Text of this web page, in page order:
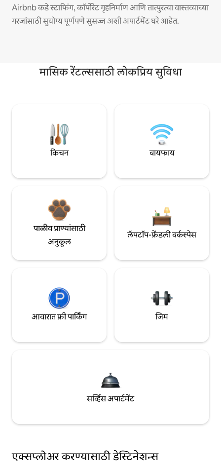
Airbnb कडे स्टाफिंग, कॉर्पोरेट गृहनिर्माण आणि तात्पुरत्या वास्तव्याच्या
गरजांसाठी सुयोग्य पूर्णपणे सुसज्ज अशी अपार्टमेंट घरे आहेत.
मासिक रेंटल्ससाठी लोकप्रिय सुविधा
किचन वायफाय
पाळीव प्राण्यांसाठी
अनुकूल
लॅपटॉप-फ्रेंडली वर्कस्पेस
आवारात फ्री पार्किंग जिम
सर्व्हिस अपार्टमेंट
एक्सप्लोअर करण्यासाठी डेस्टिनेशन्स